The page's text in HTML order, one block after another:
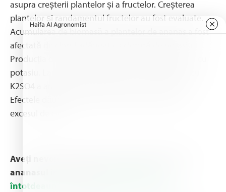
asupra creșterii plantelor și a fructelor. Creșterea
plantelor și randamentul fructelor au fost evaluate.
Acumularea de biomasă a plantelor de ananas a fost
afectată de clorul adăugat cu clorură de potasiu.
Producția de fructe a crescut odată cu fertilizarea cu
potasiu. La rate mari de aplicare a K, fertilizarea cu
K2SO4 a arătat rezultate mai bune decât cu KCl.
Efectele dăunătoare ale KCl au fost asociate cu
excesul de clor.
Aveți nevoie de mai multe informații despre
ananasul în creștere?
întotdeauna la îngrășământul cu ananas.